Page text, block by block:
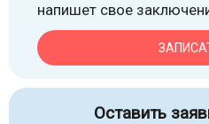
напишет свое
Оставить